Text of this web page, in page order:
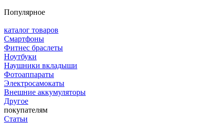
Популярное
каталог товаров
Смартфоны
Фитнес браслеты
Ноутбуки
Наушники вкладыши
Фотоаппараты
Электросамокаты
Внешние аккумуляторы
Другое
покупателям
Статьи